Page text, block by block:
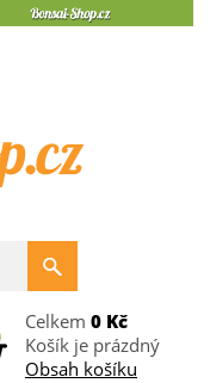
Celkem 0 Kč
Košík je prázdný
Obsah košíku